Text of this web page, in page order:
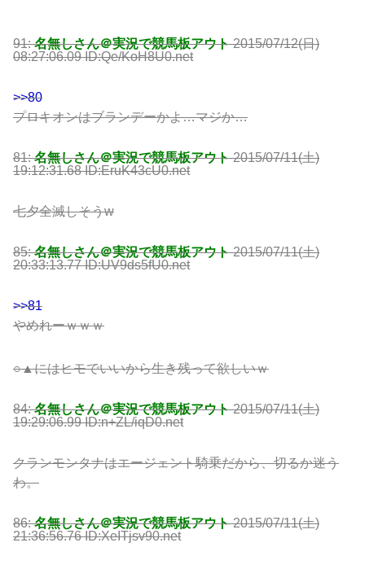
91:名無しさん＠実況で競馬板アウト 2015/07/12(日)
08:27:06.09 ID:Qe/KoH8U0.net
>>80
プロキオンはブランデーかよ…マジか…
81:名無しさん＠実況で競馬板アウト 2015/07/11(土)
19:12:31.68 ID:EruK43cU0.net
七夕全滅しそうw
85:名無しさん＠実況で競馬板アウト 2015/07/11(土)
20:33:13.77 ID:UV9ds5fU0.net
>>81
やめれーｗｗｗ
○▲にはヒモでいいから生き残って欲しいｗ
84:名無しさん＠実況で競馬板アウト 2015/07/11(土)
19:29:06.99 ID:n+ZL/iqD0.net
クランモンタナはエージェント騎乗だから、切るか迷う
わ。
86:名無しさん＠実況で競馬板アウト 2015/07/11(土)
21:36:56.76 ID:XeITjsv90.net